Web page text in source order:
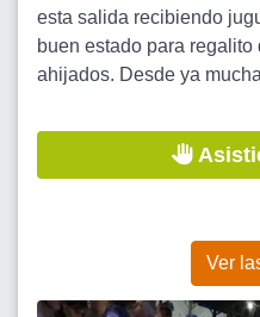
esta salida recibiendo
buen estado para
ahijados. Desde ya
Ver